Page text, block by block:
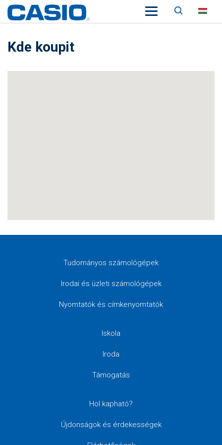
Keresés
Kde koupit
Tudományos számológépek
Irodai és üzleti számológépek
Nyomtatók és címkenyomtatók
Iskola
Iroda
Támogatás
Hol kapható?
Újdonságok és érdekességek